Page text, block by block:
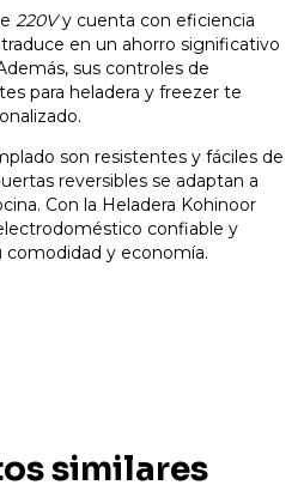
220Vy cuenta con eficiencia
en un ahorro significativo
sus controles de
para heladera y freezer te
son resistentes y fáciles de
reversibles se adaptan a
Con la Heladera Kohinoor
confiable y
comodidad y economía.
similares